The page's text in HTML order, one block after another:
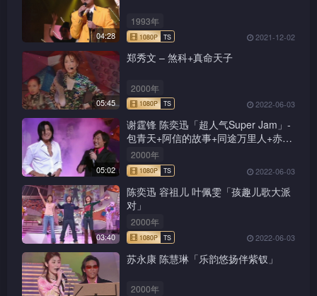
04:28
1993年
2021-12-02
05:45
郑秀文 – 煞科+真命天子
2000年
2022-06-03
05:02
谢霆锋 陈奕迅「超人气Super Jam」-
包青天+阿信的故事+同途万里人+赤的
疑惑+新鸳鸯蝴蝶梦+前程锦绣
2000年
2022-06-03
03:40
陈奕迅 容祖儿 叶佩雯「孩趣儿歌大派
对」
2000年
2022-06-03
苏永康 陈慧琳「乐韵悠扬伴紫钗」
2000年